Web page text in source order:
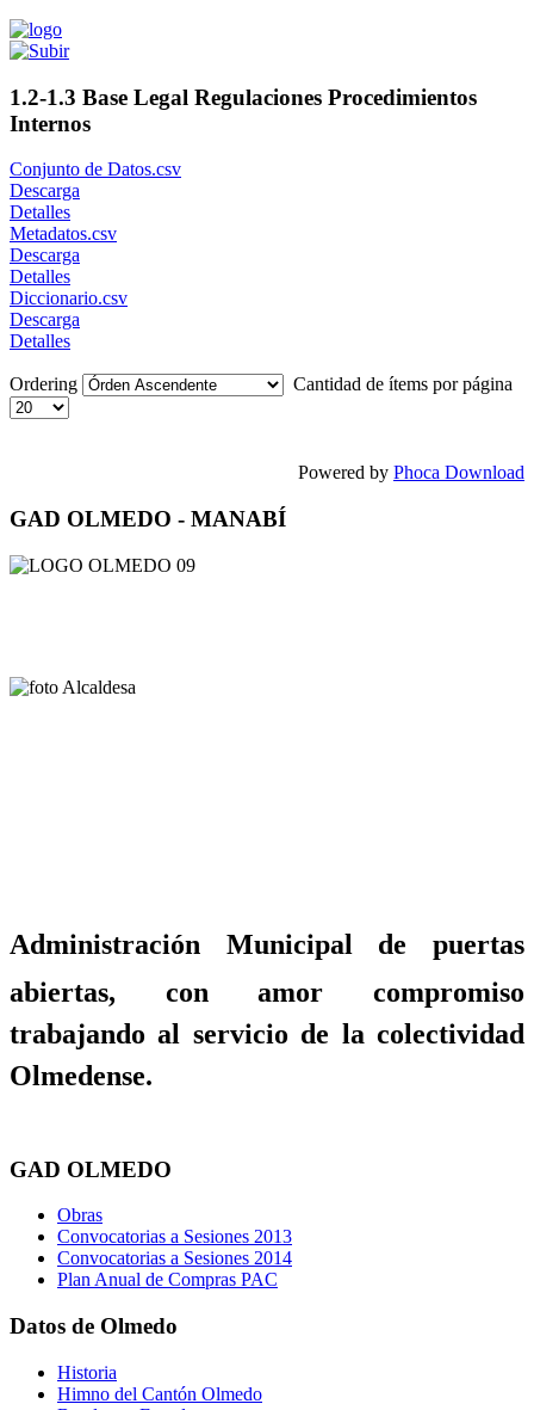
1.2-1.3 Base Legal Regulaciones Procedimientos
Internos
Conjunto de Datos.csv
Descarga
Detalles
Metadatos.csv
Descarga
Detalles
Diccionario.csv
Descarga
Detalles
Ordering Cantidad de ítems por página
Powered by Phoca Download
GAD OLMEDO - MANABÍ
Administración Municipal de puertas
abiertas, con amor compromiso
trabajando al servicio de la colectividad
Olmedense.
GAD OLMEDO
Obras
Convocatorias a Sesiones 2013
Convocatorias a Sesiones 2014
Plan Anual de Compras PAC
Datos de Olmedo
Historia
Himno del Cantón Olmedo